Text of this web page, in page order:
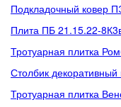
Подкладочный ковер
Плита ПБ 21.15.22-
Тротуарная плитка
Столбик
Тротуарная плитка